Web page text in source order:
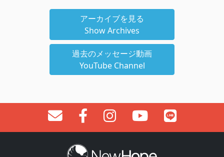
アーカイブを見る
Show Archives
過去のメッセージ動画
YouTube Channel